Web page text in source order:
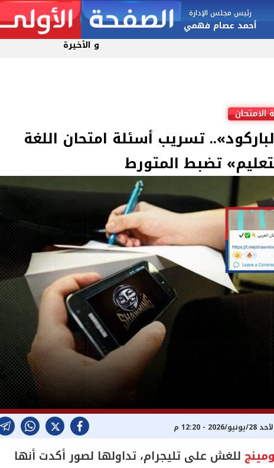
رئيس مجلس الإدارة
أحمد عصام فهمي
و الأخيرة
تسريب أسئلة امتحان اللغة
تضبط المتورط
28/يونيو/2026 - 12:20 م
للغش على تليجرام، تداولها لصور أكدت أنها